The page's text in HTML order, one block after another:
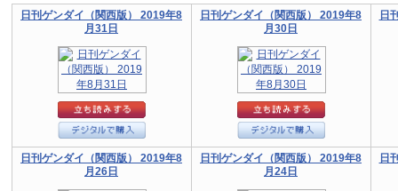
日刊ゲンダイ（関西版） 2019年8
月31日
日刊ゲンダイ（関西版） 2019年8
月30日
日
日刊ゲンダイ（関西版） 2019年8
月26日
日刊ゲンダイ（関西版） 2019年8
月24日
日